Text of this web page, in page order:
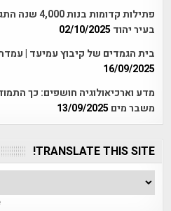
פתילות
בעיר יהוד 02/10/2025
בית הגמדים של קיבוץ עמיעד |
16/09/2025
מדע וארכיאולוגיה חושפים: כך
משבר מים 13/09/2025
TRANSLATE THIS SITE!